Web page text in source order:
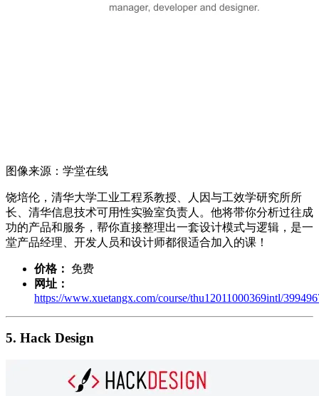
图像来源：学堂在线
饶培伦，清华大学工业工程系教授、人因与工效学研究所所
长、清华信息技术可用性实验室负责人。他将带你分析过往成
功的产品和服务，帮你直接整理出一套设计模式与逻辑，是一
堂产品经理、开发人员和设计师都很适合加入的课！
价格：
免费
网址：
https://www.xuetangx.com/course/thu12011000369intl/
5. Hack Design